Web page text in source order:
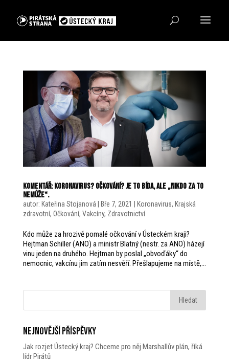
Komentář: Koronavirus? Očkování? Je to bída, ale „nikdo za to
nemůže“.
autor: Kateřina Stojanová Bře 7, 2021 Koronavirus, Krajská
zdravotní, Očkování, Vakcíny, Zdravotnictví
Kdo může za hrozivě pomalé očkování v Ústeckém kraji?
Hejtman Schiller (ANO) a ministr Blatný (nestr. za ANO) házejí
vinu jeden na druhého. Hejtman by poslal „obvoďáky“ do
nemocnic, vakcínu jim zatím nesvěří. Přešlapujeme na místě,...
Nejnovější příspěvky
Jak rozjet Ústecký kraj? Chceme pro něj Marshallův plán, říká
lídr Pirátů